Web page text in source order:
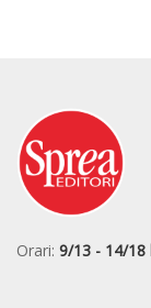
Orari: 9/13 - 14/18